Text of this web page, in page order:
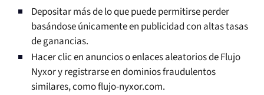
Depositar más de lo que puede permitirse perder
basándose únicamente en publicidad con altas tasas
de ganancias.
Hacer clic en anuncios o enlaces aleatorios de Flujo
Nyxor y registrarse en dominios fraudulentos
similares, como flujo-nyxor.com.